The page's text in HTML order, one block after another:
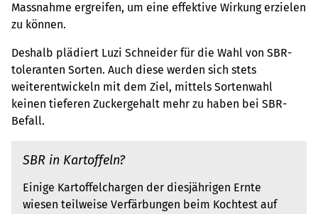
Massnahme ergreifen, um eine effektive Wirkung erzielen
zu können.
Deshalb plädiert Luzi Schneider für die Wahl von SBR-
toleranten Sorten. Auch diese werden sich stets
weiterentwickeln mit dem Ziel, mittels Sortenwahl
keinen tieferen Zuckergehalt mehr zu haben bei SBR-
Befall.
SBR in Kartoffeln?
Einige Kartoffelchargen der diesjährigen Ernte
wiesen teilweise Verfärbungen beim Kochtest auf